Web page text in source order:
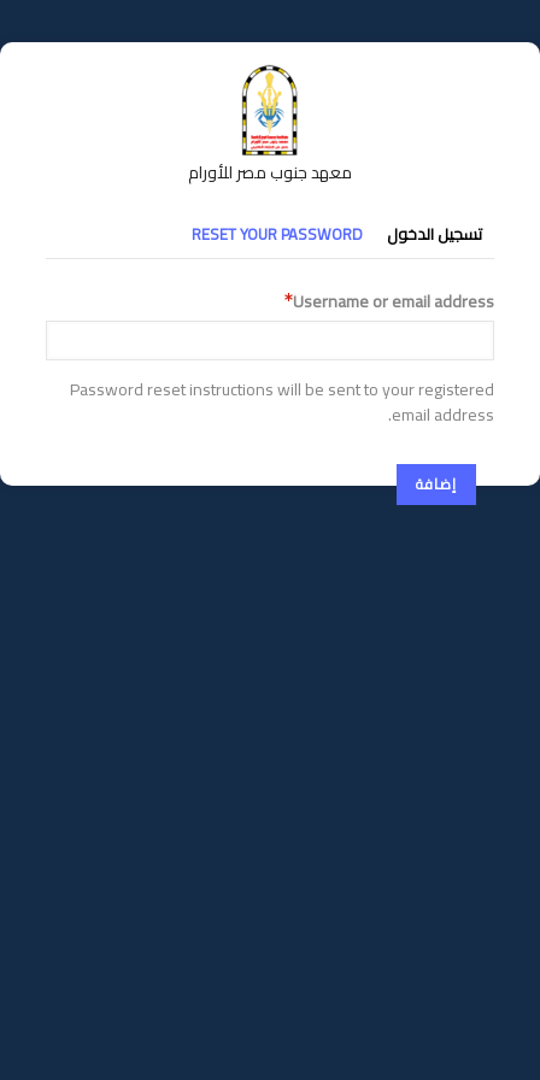
إلى
المحتوى
معهد جنوب مصر للأورام
التبويبات
الأساسية
تسجيل الدخول RESET YOUR PASSWORD
Username or email address
Password reset instructions will be sent to your registered
email address.